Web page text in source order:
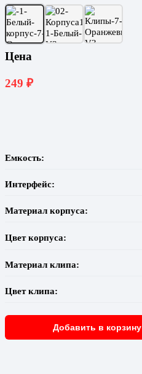
Цена
249 ₽
Емкость:
Интерфейс:
Материал корпуса:
Цвет корпуса:
Материал клипа:
Цвет клипа:
Добавить в корзину